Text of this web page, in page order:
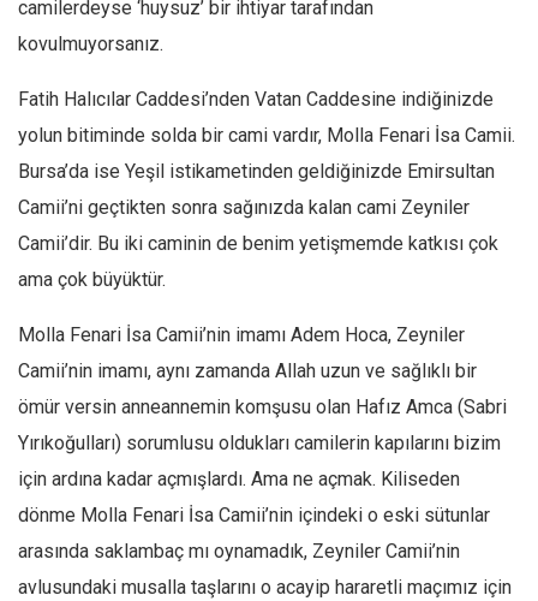
camilerdeyse ‘huysuz’ bir ihtiyar tarafından
kovulmuyorsanız.
Fatih Halıcılar Caddesi’nden Vatan Caddesine indiğinizde
yolun bitiminde solda bir cami vardır, Molla Fenari İsa Camii.
Bursa’da ise Yeşil istikametinden geldiğinizde Emirsultan
Camii’ni geçtikten sonra sağınızda kalan cami Zeyniler
Camii’dir. Bu iki caminin de benim yetişmemde katkısı çok
ama çok büyüktür.
Molla Fenari İsa Camii’nin imamı Adem Hoca, Zeyniler
Camii’nin imamı, aynı zamanda Allah uzun ve sağlıklı bir
ömür versin anneannemin komşusu olan Hafız Amca (Sabri
Yırıkoğulları) sorumlusu oldukları camilerin kapılarını bizim
için ardına kadar açmışlardı. Ama ne açmak. Kiliseden
dönme Molla Fenari İsa Camii’nin içindeki o eski sütunlar
arasında saklambaç mı oynamadık, Zeyniler Camii’nin
avlusundaki musalla taşlarını o acayip hararetli maçımız için